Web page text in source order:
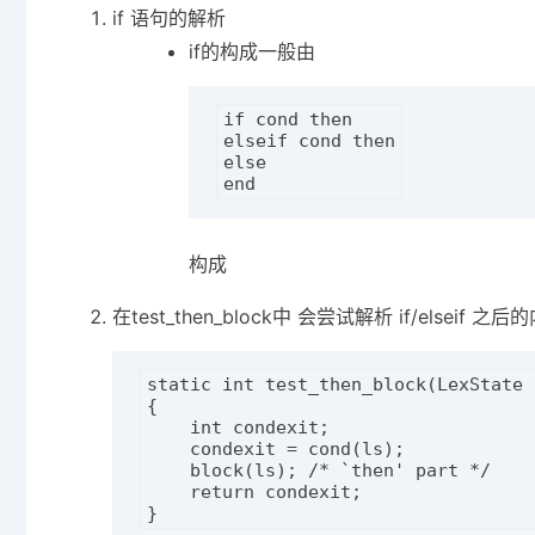
if 语句的解析
if的构成一般由
if cond then
elseif cond then
else
构成
在test_then_block中 会尝试解析 if/elseif 之后的
static int test_then_block(LexState
{
    int condexit;
    condexit = cond(ls);
    block(ls); /* `then' part */
    return condexit;